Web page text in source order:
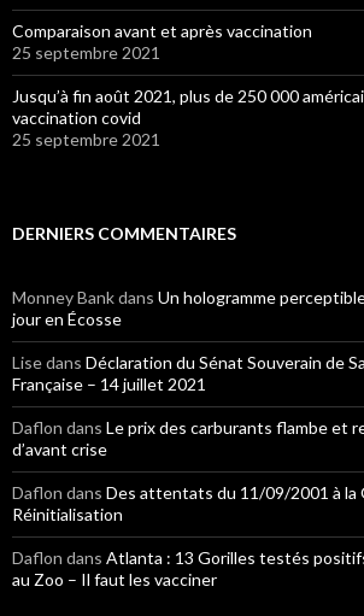
Comparaison avant et après vaccination
25 septembre 2021
Jusqu’à fin août 2021, plus de 250 000
vaccination covid
25 septembre 2021
DERNIERS COMMENTAIRES
Monney Bankdans Un hologramme
jour en Écosse
Lisedans Déclaration du Sénat Souverain de
Française – 14 juillet 2021
Daflon dans Le prix des carburants flambe et
d’avant crise
Daflon dans Des attentats du 11/09/2001 à la
Réinitialisation
Daflon dans Atlanta : 13 Gorilles testés
au Zoo – Il faut les vacciner